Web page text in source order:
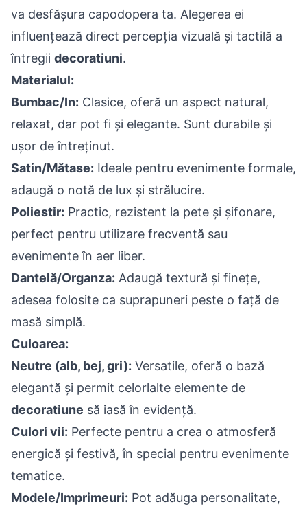
va desfășura capodopera ta. Alegerea ei
influențează direct percepția vizuală și tactilă a
întregii decoratiuni.
Materialul:
Bumbac/In: Clasice, oferă un aspect natural,
relaxat, dar pot fi și elegante. Sunt durabile și
ușor de întreținut.
Satin/Mătase: Ideale pentru evenimente formale,
adaugă o notă de lux și strălucire.
Poliestir: Practic, rezistent la pete și șifonare,
perfect pentru utilizare frecventă sau
evenimente în aer liber.
Dantelă/Organza: Adaugă textură și finețe,
adesea folosite ca suprapuneri peste o față de
masă simplă.
Culoarea:
Neutre (alb, bej, gri): Versatile, oferă o bază
elegantă și permit celorlalte elemente de
decoratiune să iasă în evidență.
Culori vii: Perfecte pentru a crea o atmosferă
energică și festivă, în special pentru evenimente
tematice.
Modele/Imprimeuri: Pot adăuga personalitate,